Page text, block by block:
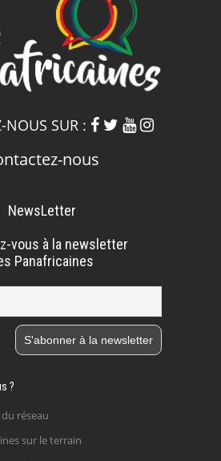
NOUS SUR :
nous
NewsLetter
vous à la newsletter
Panafricaines
?
réseau
sur le terrain